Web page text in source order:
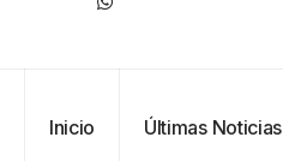
Inicio Últimas Noticias